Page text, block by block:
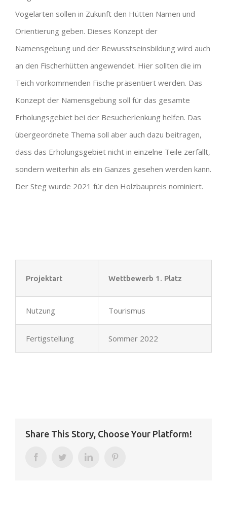
Vogelarten sollen in Zukunft den Hütten Namen und
Orientierung geben. Dieses Konzept der
Namensgebung und der Bewusstseinsbildung wird auch
an den Fischerhütten angewendet. Hier sollten die im
Teich vorkommenden Fische präsentiert werden. Das
Konzept der Namensgebung soll für das gesamte
Erholungsgebiet bei der Besucherlenkung helfen. Das
übergeordnete Thema soll aber auch dazu beitragen,
dass das Erholungsgebiet nicht in einzelne Teile zerfällt,
sondern weiterhin als ein Ganzes gesehen werden kann.
Der Steg wurde 2021 für den Holzbaupreis nominiert.
Projektart Wettbewerb 1. Platz
Nutzung Tourismus
Fertigstellung Sommer 2022
Share This Story, Choose Your Platform!
Facebook Twitter LinkedIn